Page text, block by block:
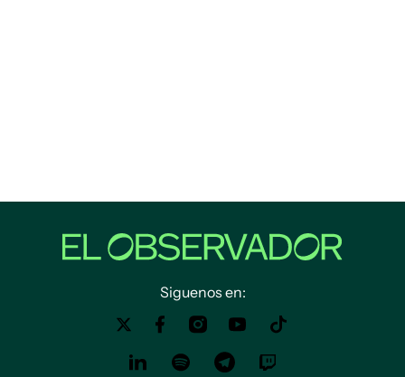
Siguenos en: